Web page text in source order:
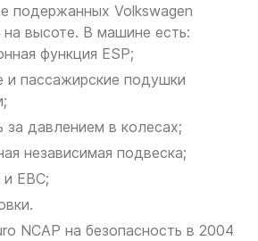
подержанных Volkswagen
на высоте. В машине есть:
функция ESP;
и пассажирские подушки
за давлением в колесах;
независимая подвеска;
EBC;
NCAP на безопасность в 2004